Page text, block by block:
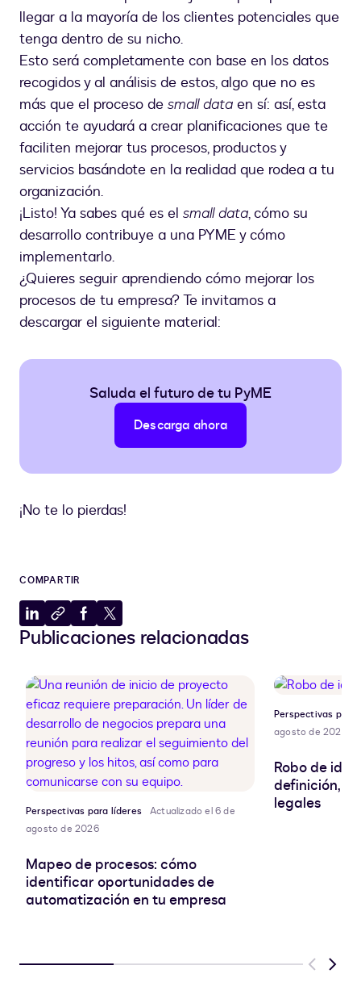
llegar a la mayoría de los clientes potenciales que
tenga dentro de su nicho.
Esto será completamente con base en los datos
recogidos y al análisis de estos, algo que no es
más que el proceso de small data en sí: así, esta
acción te ayudará a crear planificaciones que te
faciliten mejorar tus procesos, productos y
servicios basándote en la realidad que rodea a tu
organización.
¡Listo! Ya sabes qué es el small data, cómo su
desarrollo contribuye a una PYME y cómo
implementarlo.
¿Quieres seguir aprendiendo cómo mejorar los
procesos de tu empresa? Te invitamos a
descargar el siguiente material:
Saluda el futuro de tu PyME
Descarga ahora
¡No te lo pierdas!
COMPARTIR
Compartir
en
Copiar
al
Compartir
en
Compartir
en
Publicaciones relacionadas
Perspectivas para líderes
Actualizado el 6 de
agosto de 2026
Mapeo de procesos: cómo
identificar oportunidades de
automatización en tu empresa
Perspectivas para
agosto de 2026
Robo de
definición,
legales
Previous
Next